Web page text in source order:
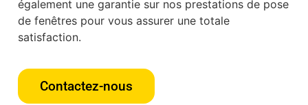
également une garantie sur nos prestations de pose
de fenêtres pour vous assurer une totale
satisfaction.
Contactez-nous